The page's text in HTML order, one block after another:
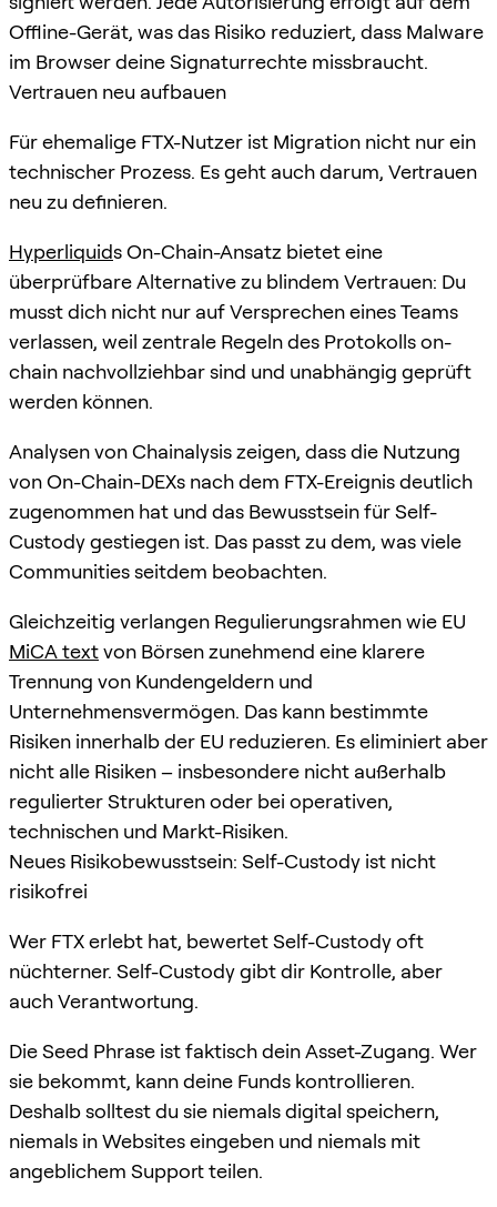
Offline-Gerät, was das Risiko reduziert, dass Malware
im Browser deine Signaturrechte missbraucht.
Vertrauen neu aufbauen
Für ehemalige FTX-Nutzer ist Migration nicht nur ein
technischer Prozess. Es geht auch darum, Vertrauen
neu zu definieren.
Hyperliquids On-Chain-Ansatz bietet eine
überprüfbare Alternative zu blindem Vertrauen: Du
musst dich nicht nur auf Versprechen eines Teams
verlassen, weil zentrale Regeln des Protokolls on-
chain nachvollziehbar sind und unabhängig geprüft
werden können.
Analysen von Chainalysis zeigen, dass die Nutzung
von On-Chain-DEXs nach dem FTX-Ereignis deutlich
zugenommen hat und das Bewusstsein für Self-
Custody gestiegen ist. Das passt zu dem, was viele
Communities seitdem beobachten.
Gleichzeitig verlangen Regulierungsrahmen wie EU
MiCA textvon Börsen zunehmend eine klarere
Trennung von Kundengeldern und
Unternehmensvermögen. Das kann bestimmte
Risiken innerhalb der EU reduzieren. Es eliminiert aber
nicht alle Risiken – insbesondere nicht außerhalb
regulierter Strukturen oder bei operativen,
technischen und Markt-Risiken.
Neues Risikobewusstsein: Self-Custody ist nicht
risikofrei
Wer FTX erlebt hat, bewertet Self-Custody oft
nüchterner. Self-Custody gibt dir Kontrolle, aber
auch Verantwortung.
Die Seed Phrase ist faktisch dein Asset-Zugang. Wer
sie bekommt, kann deine Funds kontrollieren.
Deshalb solltest du sie niemals digital speichern,
niemals in Websites eingeben und niemals mit
angeblichem Support teilen.